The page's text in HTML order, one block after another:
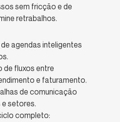
sem fricção e de
retrabalhos.
agendas inteligentes
de fluxos entre
e faturamento.
de comunicação
setores.
completo: